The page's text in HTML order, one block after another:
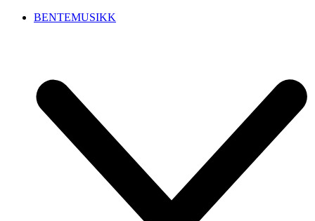
BENTEMUSIKK